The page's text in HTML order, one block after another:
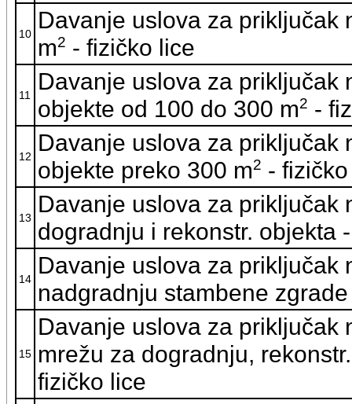
10
Davanje uslova za priključak
m2 - fizičko lice
11
Davanje uslova za priključak
objekte od 100 do 300 m2 -
12
Davanje uslova za priključak
objekte preko 300 m2 -
13
Davanje uslova za priključak
dogradnju i rekonstr. objekta
14
Davanje uslova za priključak
nadgradnju stambene
15
Davanje uslova za priključak
mrežu za dogradnju,
fizičko lice